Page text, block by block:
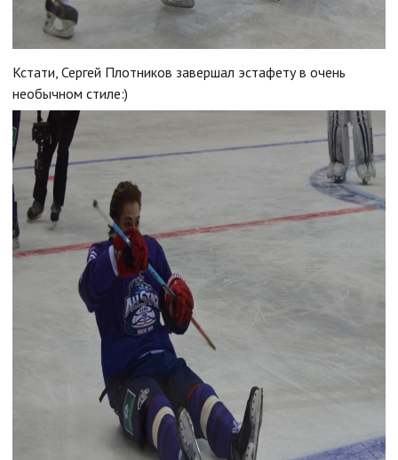
Кстати, Сергей Плотников завершал эстафету в очень
необычном стиле:)